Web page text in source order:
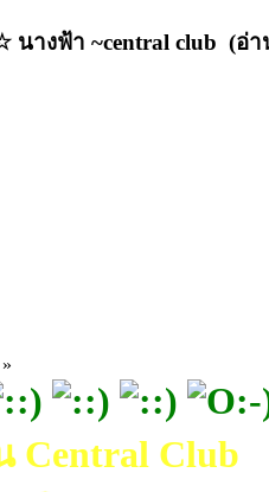
างฟ้า ~central club (อ่า
Central Club